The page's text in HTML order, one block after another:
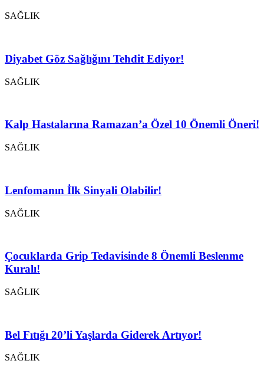
SAĞLIK
Diyabet Göz Sağlığını Tehdit Ediyor!
SAĞLIK
Kalp Hastalarına Ramazan’a Özel 10 Önemli Öneri!
SAĞLIK
Lenfomanın İlk Sinyali Olabilir!
SAĞLIK
Çocuklarda Grip Tedavisinde 8 Önemli Beslenme
Kuralı!
SAĞLIK
Bel Fıtığı 20’li Yaşlarda Giderek Artıyor!
SAĞLIK